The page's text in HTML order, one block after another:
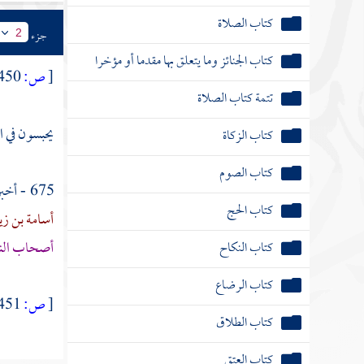
كتاب الصلاة
كتاب الجنائز وما يتعلق بها مقدما أو مؤخرا
تتمة كتاب الصلاة
كتاب الزكاة
كتاب الصوم
كتاب الحج
كتاب النكاح
كتاب الرضاع
كتاب الطلاق
جزء 2
[ص:
يحبسون
675 - أخبرنا
أسامة بن
أصحاب
[ص: